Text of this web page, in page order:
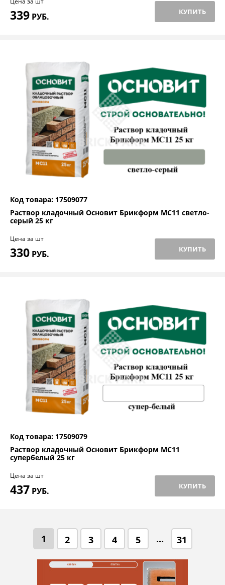
339 РУБ. КУПИТЬ
Код товара: 17509077
Раствор кладочный Основит Брикформ МС11 светло-
серый 25 кг
Цена за шт
330 РУБ. КУПИТЬ
Код товара: 17509079
Раствор кладочный Основит Брикформ МС11
супербелый 25 кг
Цена за шт
437 РУБ. КУПИТЬ
1 2 3 4 5 ... 31